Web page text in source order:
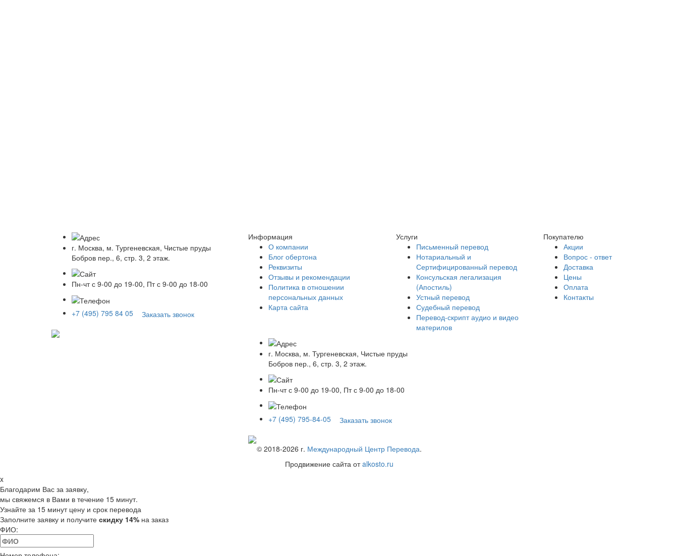
г. Москва, м. Тургеневская, Чистые пруды
Бобров пер., 6, стр. 3, 2 этаж.
Пн-чт с 9-00 до 19-00, Пт с 9-00 до 18-00
+7 (495) 795 84 05 Заказать звонок
Информация
О компании
Блог обертона
Реквизиты
Отзывы и рекомендации
Политика в отношении
персональных данных
Карта сайта
Услуги
Письменный перевод
Нотариальный и
Сертифицированный перевод
Консульская легализация
(Апостиль)
Устный перевод
Судебный перевод
Перевод-скрипт аудио и видео
материлов
Покупателю
Акции
Вопрос - ответ
Доставка
Цены
Оплата
Контакты
г. Москва, м. Тургеневская, Чистые пруды
Бобров пер., 6, стр. 3, 2 этаж.
Пн-чт с 9-00 до 19-00, Пт с 9-00 до 18-00
+7 (495) 795-84-05 Заказать звонок
© 2018-2026 г. Международный Центр Перевода.
Продвижение сайта отalkosto.ru
x
Благодарим Вас за заявку,
мы свяжемся в Вами в течение 15 минут.
Узнайте за 15 минут цену и срок перевода
Заполните заявку и получите скидку 14% на заказ
ФИО: